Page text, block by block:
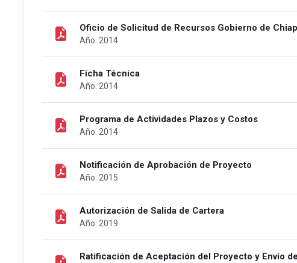
Oficio de Solicitud de Recursos Gobierno de
Año: 2014
Ficha Técnica
Año: 2014
Programa de Actividades Plazos y Costos
Año: 2014
Notificación de Aprobación de Proyecto
Año: 2015
Autorización de Salida de Cartera
Año: 2019
Ratificación de Aceptación del Proyecto y Envío